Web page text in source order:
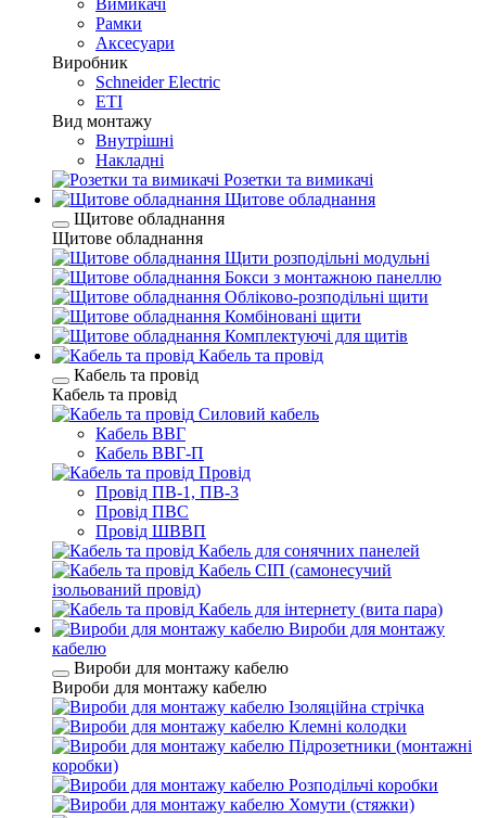
Вимикачі
Рамки
Аксесуари
Виробник
Schneider Electric
ETI
Вид монтажу
Внутрішні
Накладні
Розетки та вимикачі
Щитове обладнання
Щитове обладнання
Щитове обладнання
Щити розподільні модульні
Бокси з монтажною панеллю
Обліково-розподільні щити
Комбіновані щити
Комплектуючі для щитів
Кабель та провід
Кабель та провід
Кабель та провід
Силовий кабель
Кабель ВВГ
Кабель ВВГ-П
Провід
Провід ПВ-1, ПВ-3
Провід ПВС
Провід ШВВП
Кабель для сонячних панелей
Кабель СІП (самонесучий
ізольований провід)
Кабель для інтернету (вита пара)
Вироби для монтажу
кабелю
Вироби для монтажу кабелю
Вироби для монтажу кабелю
Ізоляційна стрічка
Клемні колодки
Підрозетники (монтажні
коробки)
Розподільчі коробки
Хомути (стяжки)